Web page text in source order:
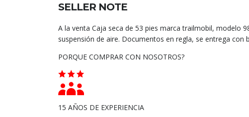
SELLER NOTE
A la venta Caja seca de 53 pies marca trailmobil, modelo
suspensión de aire. Documentos en regla, se entrega con
PORQUE COMPRAR CON NOSOTROS?
15 AÑOS DE EXPERIENCIA